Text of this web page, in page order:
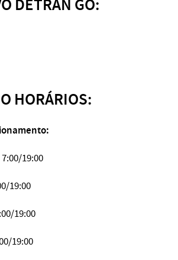
DETRAN GO:
HORÁRIOS:
7:00/19:00
19:00
19:00
19:00